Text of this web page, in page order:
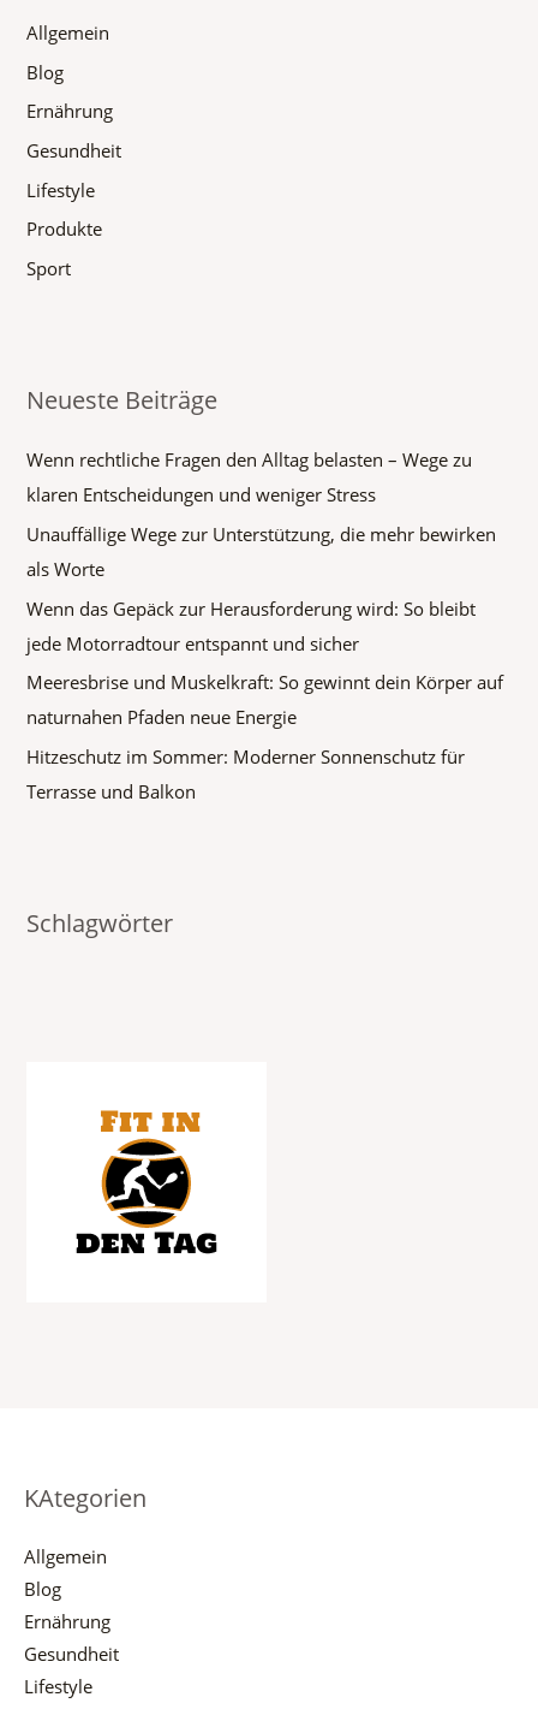
n
a
c
h
:
Allgemein
Blog
Ernährung
Gesundheit
Lifestyle
Produkte
Sport
Neueste Beiträge
Wenn rechtliche Fragen den Alltag belasten – Wege zu
klaren Entscheidungen und weniger Stress
Unauffällige Wege zur Unterstützung, die mehr bewirken
als Worte
Wenn das Gepäck zur Herausforderung wird: So bleibt
jede Motorradtour entspannt und sicher
Meeresbrise und Muskelkraft: So gewinnt dein Körper auf
naturnahen Pfaden neue Energie
Hitzeschutz im Sommer: Moderner Sonnenschutz für
Terrasse und Balkon
Schlagwörter
KAtegorien
Allgemein
Blog
Ernährung
Gesundheit
Lifestyle